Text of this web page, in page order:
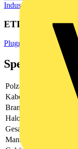
Industriesteckverbinder
ETIM Group
Pluggable building
Spezifikationen
Polzahl
Kabeltyp
Brandlast
Halogenfrei
Gesamtlänge
Mantel-Farbe